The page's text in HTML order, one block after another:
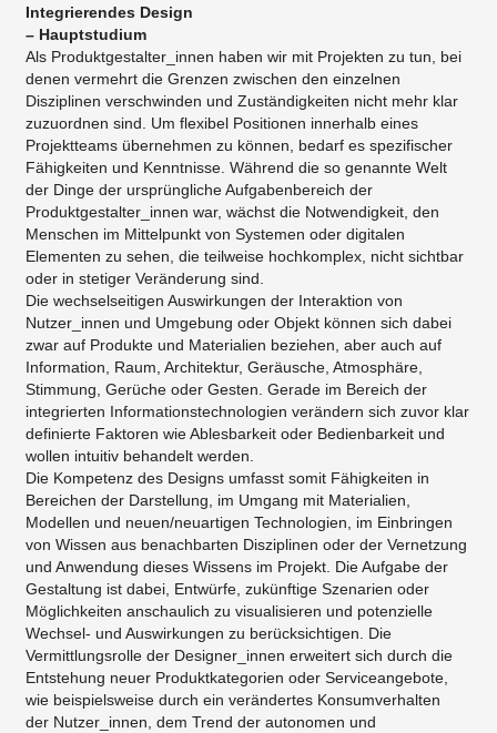
Integrierendes Design
– Hauptstudium
Als Produktgestalter_innen haben wir mit Projekten zu tun, bei
denen vermehrt die Grenzen zwischen den einzelnen
Disziplinen verschwinden und Zuständigkeiten nicht mehr klar
zuzuordnen sind. Um flexibel Positionen innerhalb eines
Projektteams übernehmen zu können, bedarf es spezifischer
Fähigkeiten und Kenntnisse. Während die so genannte Welt
der Dinge der ursprüngliche Aufgabenbereich der
Produktgestalter_innen war, wächst die Notwendigkeit, den
Menschen im Mittelpunkt von Systemen oder digitalen
Elementen zu sehen, die teilweise hochkomplex, nicht sichtbar
oder in stetiger Veränderung sind.
Die wechselseitigen Auswirkungen der Interaktion von
Nutzer_innen und Umgebung oder Objekt können sich dabei
zwar auf Produkte und Materialien beziehen, aber auch auf
Information, Raum, Architektur, Geräusche, Atmosphäre,
Stimmung, Gerüche oder Gesten. Gerade im Bereich der
integrierten Informationstechnologien verändern sich zuvor klar
definierte Faktoren wie Ablesbarkeit oder Bedienbarkeit und
wollen intuitiv behandelt werden.
Die Kompetenz des Designs umfasst somit Fähigkeiten in
Bereichen der Darstellung, im Umgang mit Materialien,
Modellen und neuen/neuartigen Technologien, im Einbringen
von Wissen aus benachbarten Disziplinen oder der Vernetzung
und Anwendung dieses Wissens im Projekt. Die Aufgabe der
Gestaltung ist dabei, Entwürfe, zukünftige Szenarien oder
Möglichkeiten anschaulich zu visualisieren und potenzielle
Wechsel- und Auswirkungen zu berücksichtigen. Die
Vermittlungsrolle der Designer_innen erweitert sich durch die
Entstehung neuer Produktkategorien oder Serviceangebote,
wie beispielsweise durch ein verändertes Konsumverhalten
der Nutzer_innen, dem Trend der autonomen und